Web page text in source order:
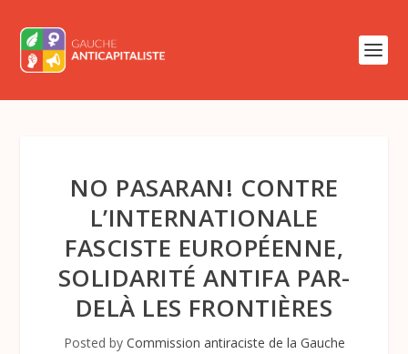
NO PASARAN! CONTRE
L’INTERNATIONALE
FASCISTE EUROPÉENNE,
SOLIDARITÉ ANTIFA PAR-
DELÀ LES FRONTIÈRES
Posted by Commission antiraciste de la Gauche